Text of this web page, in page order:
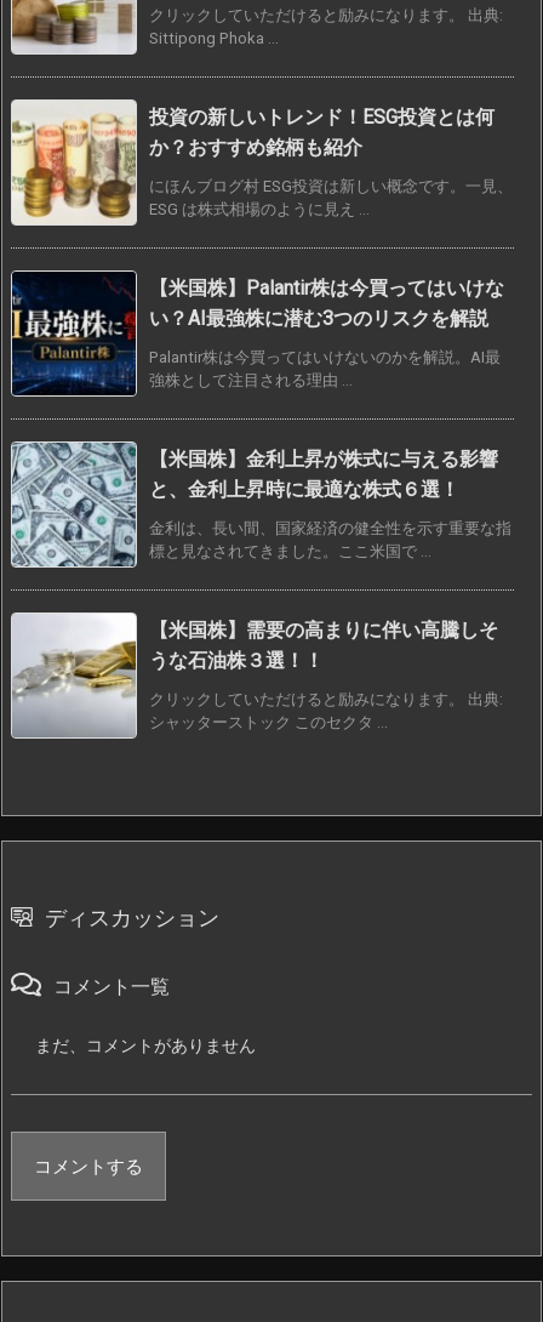
クリックしていただけると励みになります。 出典:
Sittipong Phoka ...
投資の新しいトレンド！ESG投資とは何
か？おすすめ銘柄も紹介
にほんブログ村 ESG投資は新しい概念です。一見、
ESG は株式相場のように見え ...
【米国株】Palantir株は今買ってはいけな
い？AI最強株に潜む3つのリスクを解説
Palantir株は今買ってはいけないのかを解説。AI最
強株として注目される理由 ...
【米国株】金利上昇が株式に与える影響
と、金利上昇時に最適な株式６選！
金利は、長い間、国家経済の健全性を示す重要な指
標と見なされてきました。ここ米国で ...
【米国株】需要の高まりに伴い高騰しそ
うな石油株３選！！
クリックしていただけると励みになります。 出典:
シャッターストック このセクタ ...
ディスカッション
コメント一覧
まだ、コメントがありません
コメントする